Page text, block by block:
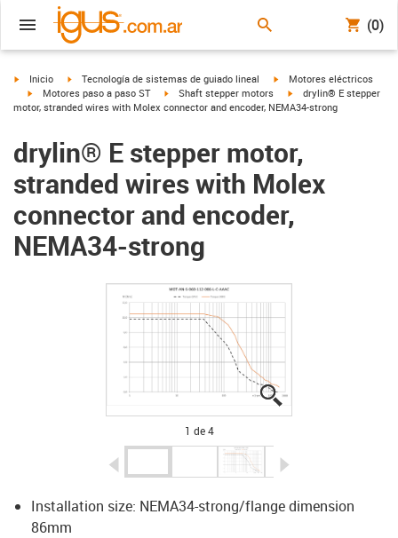
(0)
igus-icon-arrow-right
Inicio igus-icon-arrow-right
Tecnología de sistemas de guiado lineal igus-icon-arrow-right
Motores eléctricos
igus-icon-arrow-right
Motores paso a paso ST igus-icon-arrow-right
Shaft stepper motors igus-icon-arrow-right
drylin® E stepper
motor, stranded wires with Molex connector and encoder, NEMA34-strong
drylin® E stepper motor,
stranded wires with Molex
connector and encoder,
NEMA34-strong
igus-icon-lupe
igus-icon-lupe
igus-icon-lupe
igus-icon-lupe
1 de 4
Installation size: NEMA34-strong/flange dimension
86mm